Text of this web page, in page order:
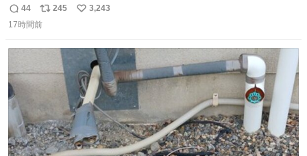
返
信
44
リ
ポ
数
245
い
3,243
17時間前